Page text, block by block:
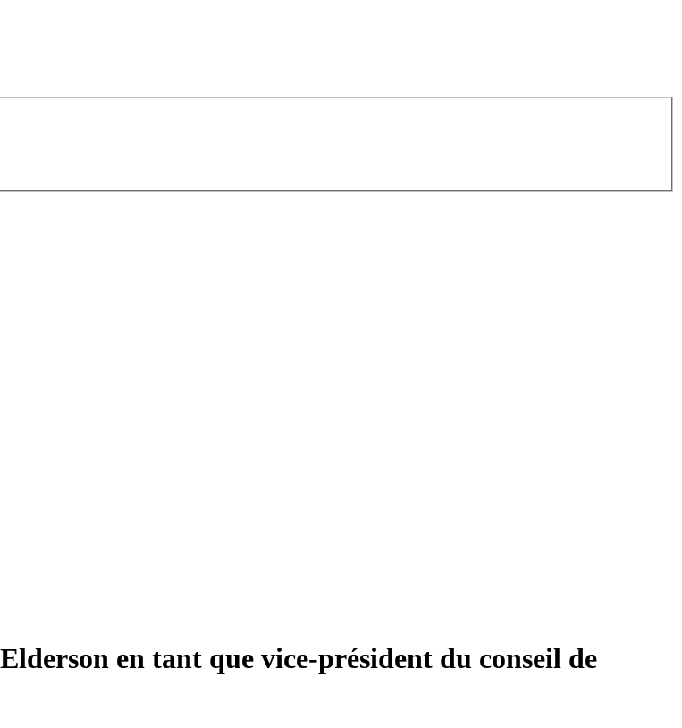
en tant que vice-président du conseil de